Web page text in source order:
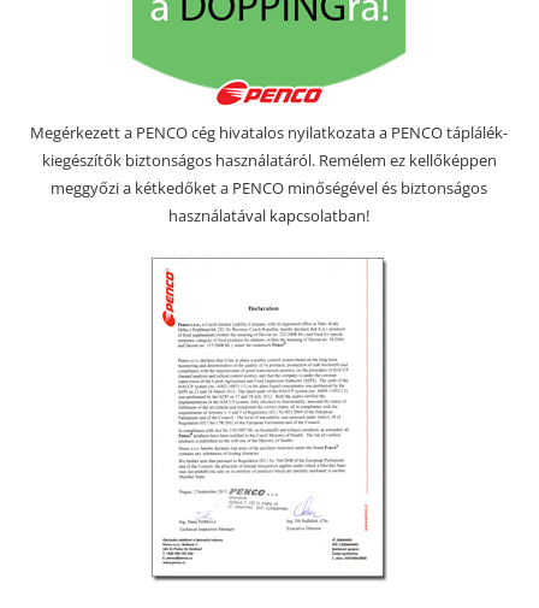
Megérkezett a PENCO cég hivatalos nyilatkozata a PENCO táplálék-
kiegészítők biztonságos használatáról. Remélem ez kellőképpen
meggyőzi a kétkedőket a PENCO minőségével és biztonságos
használatával kapcsolatban!